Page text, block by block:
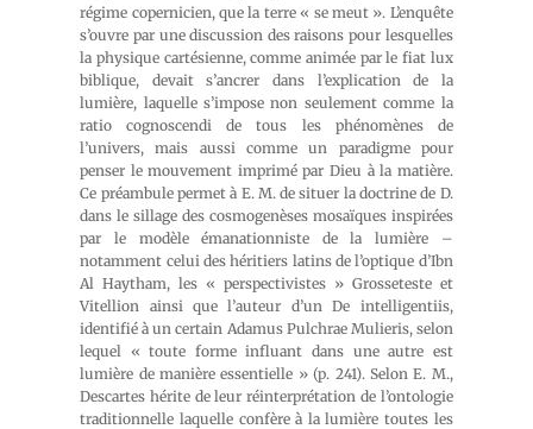
régime copernicien, que la terre « se meut ». L’enquête
s’ouvre par une discussion des raisons pour lesquelles
la physique cartésienne, comme animée par le fiat lux
biblique, devait s’ancrer dans l’explication de la
lumière, laquelle s’impose non seulement comme la
ratio cognoscendi de tous les phénomènes de
l’univers, mais aussi comme un paradigme pour
penser le mouvement imprimé par Dieu à la matière.
Ce préambule permet à E. M. de situer la doctrine de D.
dans le sillage des cosmogenèses mosaïques inspirées
par le modèle émanationniste de la lumière –
notamment celui des héritiers latins de l’optique d’Ibn
Al Haytham, les « perspectivistes » Grosseteste et
Vitellion ainsi que l’auteur d’un De intelligentiis,
identifié à un certain Adamus Pulchrae Mulieris, selon
lequel « toute forme influant dans une autre est
lumière de manière essentielle » (p. 241). Selon E. M.,
Descartes hérite de leur réinterprétation de l’ontologie
traditionnelle laquelle confère à la lumière toutes les